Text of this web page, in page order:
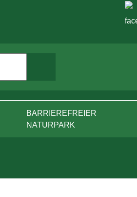
BARRIEREFREIER
NATURPARK